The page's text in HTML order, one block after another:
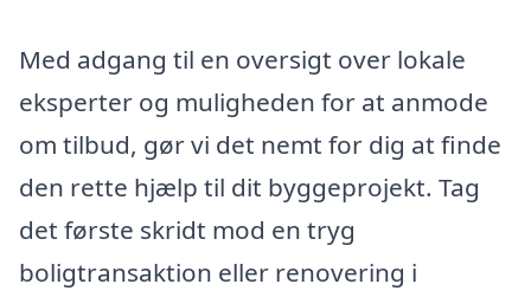
Med adgang til en oversigt over lokale
eksperter og muligheden for at anmode
om tilbud, gør vi det nemt for dig at finde
den rette hjælp til dit byggeprojekt. Tag
det første skridt mod en tryg
boligtransaktion eller renovering i